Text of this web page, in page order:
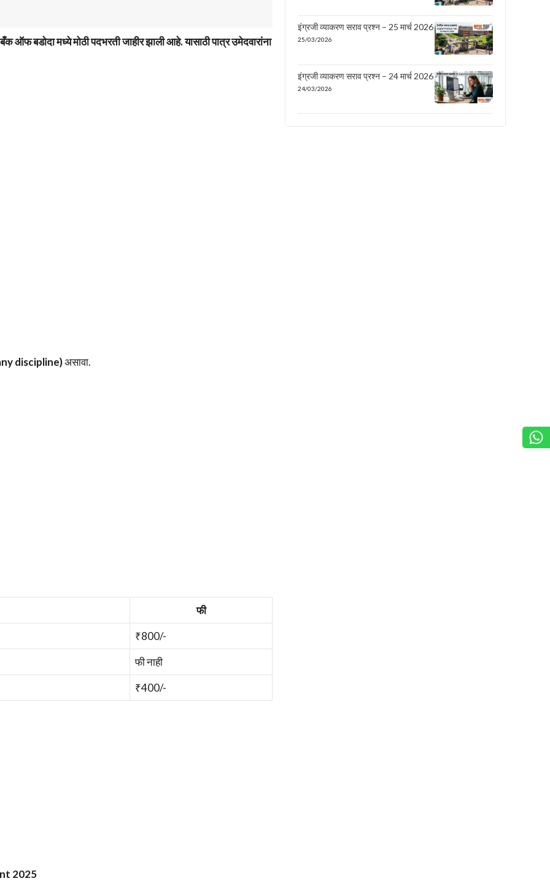
ऑफ बडोदा मध्ये मोठी पदभरती जाहीर झाली आहे. यासाठी पात्र उमेदवारांना
discipline)असावा.
फी
₹800/-
फी नाही
₹400/-
2025
इंग्रजी व्याकरण सराव प्रश्न – 25 मार्च 2026
25/03/2026
इंग्रजी व्याकरण सराव प्रश्न – 24 मार्च 2026
24/03/2026